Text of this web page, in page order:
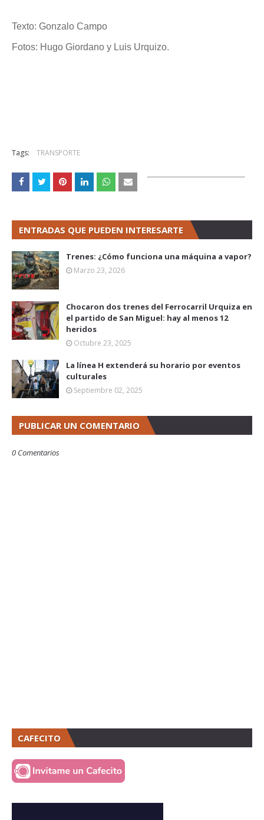
Texto: Gonzalo Campo
Fotos: Hugo Giordano y Luis Urquizo.
Tags: TRANSPORTE
ENTRADAS QUE PUEDEN INTERESARTE
Trenes: ¿Cómo funciona una máquina a vapor?
Marzo 23, 2026
Chocaron dos trenes del Ferrocarril Urquiza en
el partido de San Miguel: hay al menos 12
heridos
Octubre 23, 2025
La línea H extenderá su horario por eventos
culturales
Septiembre 02, 2025
PUBLICAR UN COMENTARIO
0 Comentarios
CAFECITO